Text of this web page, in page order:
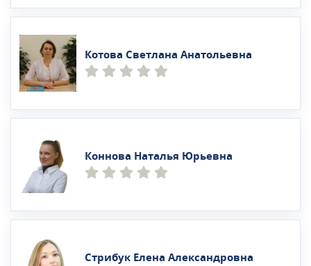
Котова Светлана Анатольевна
Коннова Наталья Юрьевна
Стрибук Елена Александровна